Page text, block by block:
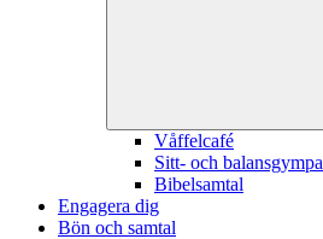
Våffelcafé
Sitt- och balansgympa
Bibelsamtal
Engagera dig
Bön och samtal